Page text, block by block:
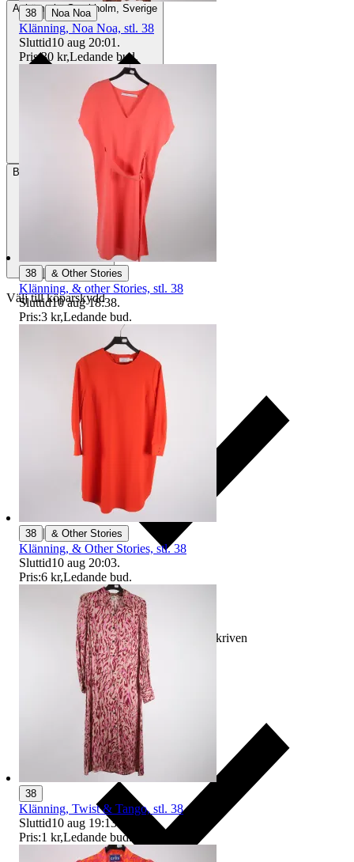
AvhämtningStockholm, Sverige
Betalning Via Tradera
Välj till köparskydd
Ersättning om varan inte är som beskriven
38 | Noa Noa
Klänning, Noa Noa, stl. 38
Sluttid10 aug 20:01 .
Pris:30 kr,Ledande bud.
38 | & Other Stories
Klänning, & other Stories, stl. 38
Sluttid10 aug 18:38.
Pris:3 kr,Ledande bud.
38 | & Other Stories
Klänning, & Other Stories, stl. 38
Sluttid10 aug 20:03.
Pris:6 kr,Ledande bud.
38
Klänning, Twist & Tango, stl. 38
Sluttid10 aug 19:13
Pris:1 kr,Ledande bud.